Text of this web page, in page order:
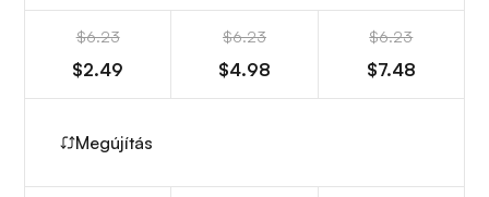
$6.23
$2.49
$6.23
$4.98
$6.23
$7.48
Megújítás